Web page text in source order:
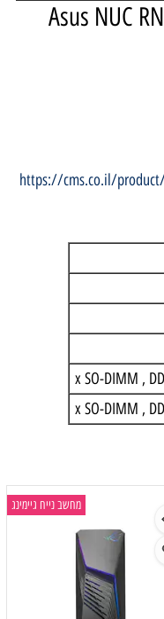
Asus NUC
https://cms.co.il/
מחשב נייח גיימינג